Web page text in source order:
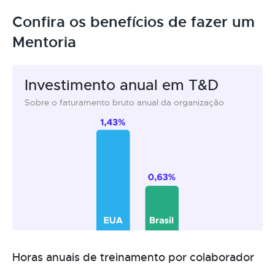
Confira os benefícios de fazer um
Mentoria
Investimento anual em T&D
Sobre o faturamento bruto anual da organização
Horas anuais de treinamento por colaborador